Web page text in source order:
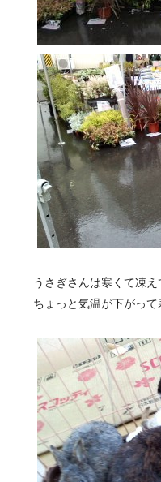
うさぎさんは寒くて凍
ちょっと気温が下がっ